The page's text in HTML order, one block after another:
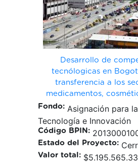
Desarrollo de
tecnólogicas en
transferencia a los
medicamentos,
Fondo: Asignación para
Tecnología e Innovación
Código BPIN:
Estado del Proyecto:
Valor total: